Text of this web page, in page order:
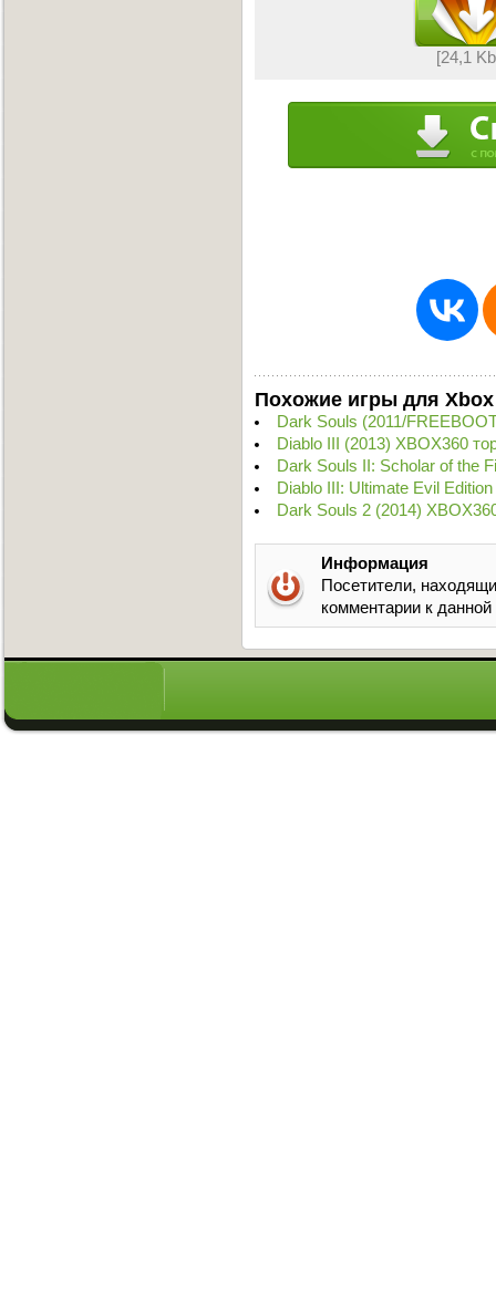
[24,1
Похожие игры для Xbox
Dark Souls (2011/
Diablo III (2013) XBOX360
Dark Souls II: Scholar of the
Diablo III: Ultimate Evil
Dark Souls 2 (2014)
Информация
Посетители,
комментарии к